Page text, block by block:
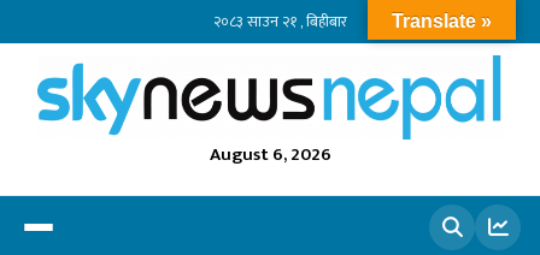
२०८३ साउन २१ , बिहीबार
August 6, 2026
Translate »